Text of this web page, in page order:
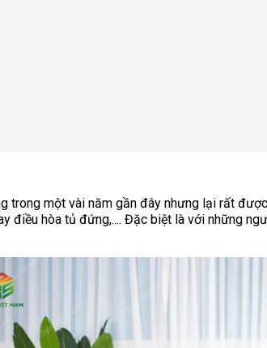
trong một vài năm gần đây nhưng lại rất
điều hòa tủ đứng,.... Đặc biệt là với những